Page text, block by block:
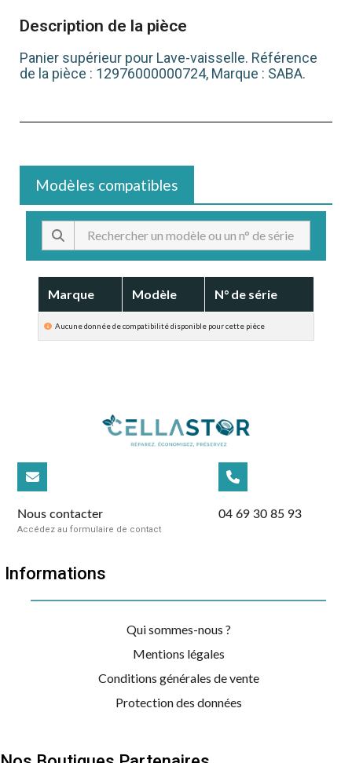
Description de la pièce
Panier supérieur pour Lave-vaisselle. Référence
de la pièce : 12976000000724, Marque : SABA.
Modèles compatibles
Marque Modèle N° de série
Nous contacter
Accédez au formulaire de contact
04 69 30 85 93
Informations
Qui sommes-nous ?
Mentions légales
Conditions générales de vente
Protection des données